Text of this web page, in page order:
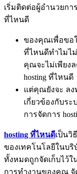
เริ่มติดต่อผู้อำนวยกา
ที่ไหนดี
ของคุณเพื่อขอใ
ที่ไหนดีทำไมไ
คุณจะไม่เพียง
hosting ที่ไหนดี
แต่คุณยังจะ ลง
เกี่ยวข้องกับร
การจัดการ
hosting ที่ไหนดีเป็น
ของเทคโนโลยีในบ
ทั้งหมดถูกจัดเก็บไว้
การทำงานของคุณ